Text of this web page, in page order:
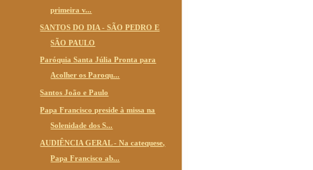
primeira v...
SANTOS DO DIA - SÃO PEDRO E
SÃO PAULO
Paróquia Santa Júlia Pronta para
Acolher os Paroqu...
Santos João e Paulo
Papa Francisco preside à missa na
Solenidade dos S...
AUDIÊNCIA GERAL - Na catequese,
Papa Francisco ab...